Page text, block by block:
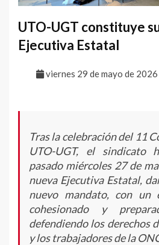
UTO-UGT constituye
Ejecutiva Estatal
viernes 29 de mayo de 2026
Tras la celebración del 11
UTO-UGT, el sindicato
pasado miércoles 27 de
nueva Ejecutiva Estatal,
nuevo mandato, con un
cohesionado y
defendiendo los derechos
y los trabajadores de la